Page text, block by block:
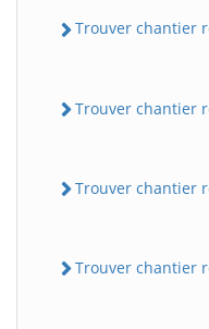
Trouver chantier
Trouver chantier
Trouver chantier
Trouver chantier